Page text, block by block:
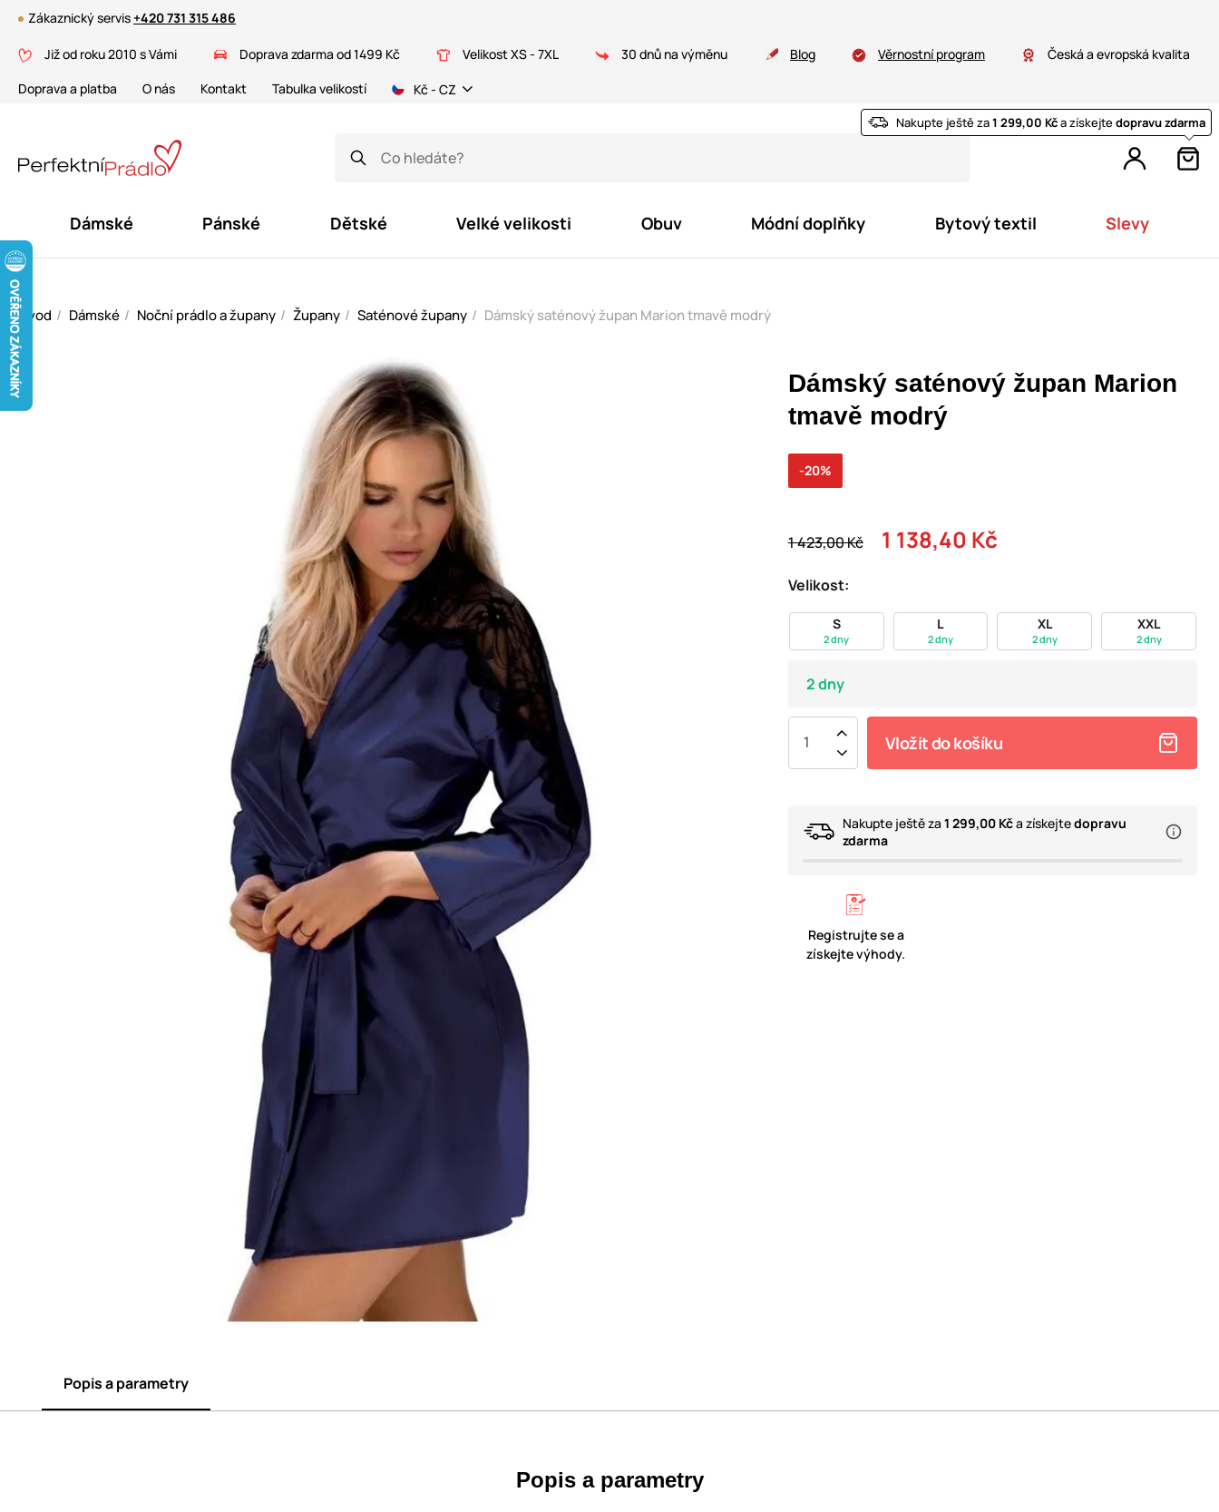
Zákaznický servis+420 731 315 486
Již od roku 2010 s Vámi Doprava zdarma od 1499 Kč Velikost XS - 7XL 30 dnů na výměnu Blog Věrnostní program
Česká a evropská kvalita
Doprava a platba
O nás Kontakt Tabulka velikostí Kč - CZ
Nakupte ještě za1 299,00 Kča získejtedopravu zdarma
Dámské Pánské Dětské Velké velikosti Obuv Módní doplňky Bytový textil Slevy
Úvod Dámské Noční prádlo a župany Župany Saténové župany Dámský saténový župan Marion tmavě modrý
Dámský saténový župan Marion
tmavě modrý
1 423,00 Kč 1 138,40 Kč
-20%
Velikost:
S
2 dny
L
2 dny
XL
2 dny
XXL
2 dny
2 dny
Vložit do košíku
Nakupte ještě za 1 299,00 Kča získejtedopravu
zdarma
Registrujte se a
získejte výhody.
Popis a parametry
Popis a parametry